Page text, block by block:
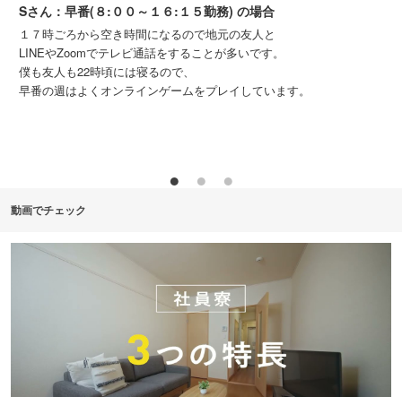
Sさん：早番(８:００～１６:１５勤務) の場合
１７時ごろから空き時間になるので地元の友人と
LINEやZoomでテレビ通話をすることが多いです。
僕も友人も22時頃には寝るので、
早番の週はよくオンラインゲームをプレイしています。
動画でチェック